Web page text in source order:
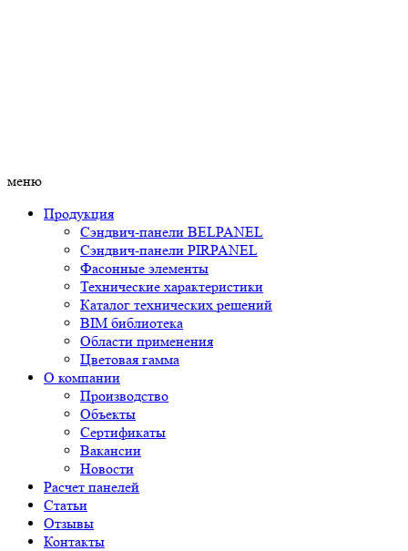
меню
Продукция
Сэндвич-панели BELPANEL
Сэндвич-панели PIRPANEL
Фасонные элементы
Технические характеристики
Каталог технических решений
BIM библиотека
Области применения
Цветовая гамма
О компании
Производство
Объекты
Сертификаты
Вакансии
Новости
Расчет панелей
Статьи
Отзывы
Контакты